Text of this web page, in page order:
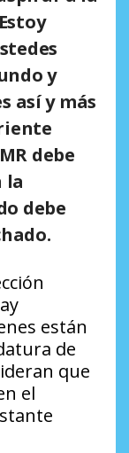
Estoy
y
así y más
debe
la
debe
están
de
que
el